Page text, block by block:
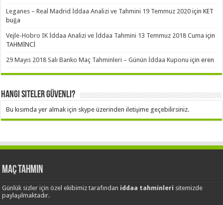
Leganes – Real Madrid İddaa Analizi ve Tahmini 19 Temmuz 2020 içinKET
buğa
Vejle-Hobro IK İddaa Analizi ve İddaa Tahmini 13 Temmuz 2018 Cuma için
TAHMİNCİ
29 Mayıs 2018 Salı Banko Maç Tahminleri – Günün İddaa Kuponu içineren
Hangi Siteler Güvenli?
Bu kısımda yer almak için skype üzerinden iletişime geçebilirsiniz.
Maç Tahmin
Günlük sizler için özel ekibimiz tarafından iddaa tahminleri sitemizde
paylaşılmaktadır.